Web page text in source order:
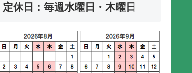
定休日：毎週水曜日・木曜日